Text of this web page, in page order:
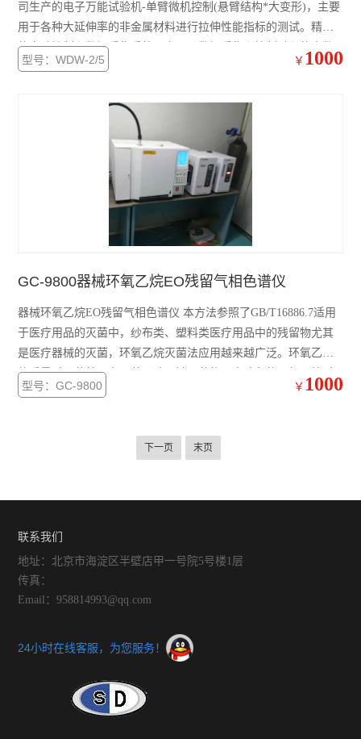
司生产的电子万能试验机-单臂微机控制(悬臂结构*大变形)，主要
用于各种大延伸率的非金属材料进行拉伸性能指标的测试。精密
的自动控制和数据采集系统，实现了数据采集和控制过程的全数
字化调整。在试验中，检测材料的zui大承载拉力、压力、抗拉强
型号：WDW-2/5 ￥ 1000
GC-9800器械环氧乙烷EO残留气相色谱仪
器械环氧乙烷EO残留气相色谱仪 本方法参照了GB/T16886.7适用
于医疗用品的灭菌中，纱布类、塑料类医疗用品中的残留物尤其
是医疗器械的灭菌，环氧乙烷灭菌法应用越来越广泛。环氧乙烷
的质量对灭菌效果有显著影响，被灭菌物品中残留的环氧乙烷对
患者和医务人员的健康亦有危害。用于体外循环的医疗设备，环
型号：GC-9800 ￥ 1000
下一页 末页
联系我们
地址：北京市海淀区半壁店甲一号院5号楼1层
传真：
Email：958814993@qq.com
24小时在线客服，为您服务！